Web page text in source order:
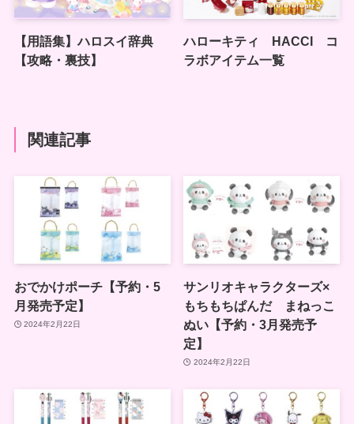
【用語集】ハロスイ辞典
【攻略・裏技】
ハローキティ HACCI コ
ラボアイテム一覧
関連記事
おでかけポーチ【予約・5
月発売予定】
2024年2月22日
サンリオキャラクターズ×
もちもちぱんだ まねっこ
ぬい【予約・3月発売予
定】
2024年2月22日